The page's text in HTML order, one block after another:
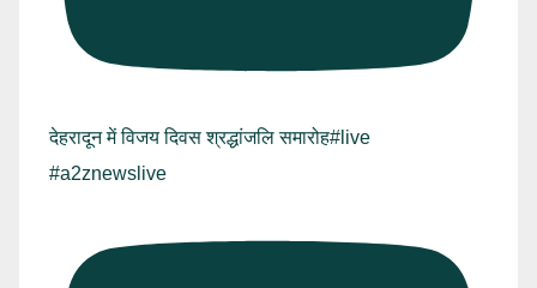
देहरादून में विजय दिवस श्रद्धांजलि समारोह#live
#a2znewslive